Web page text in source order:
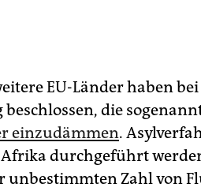
EU-Länder haben
die
einzudämmen.
durchgeführt
unbestimmten Zahl von